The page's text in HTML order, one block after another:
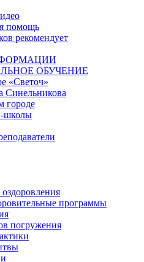
помощь
рекомендует
ОБУЧЕНИЕ
«Светоч»
Синельникова
городе
школы
программы
погружения